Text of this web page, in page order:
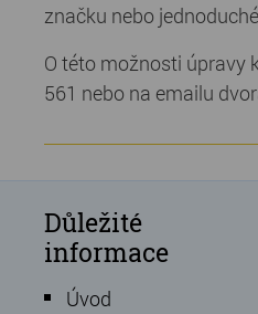
značku nebo
O této možnosti úpravy
561 nebo na emailu
Důležité
informace
Úvod